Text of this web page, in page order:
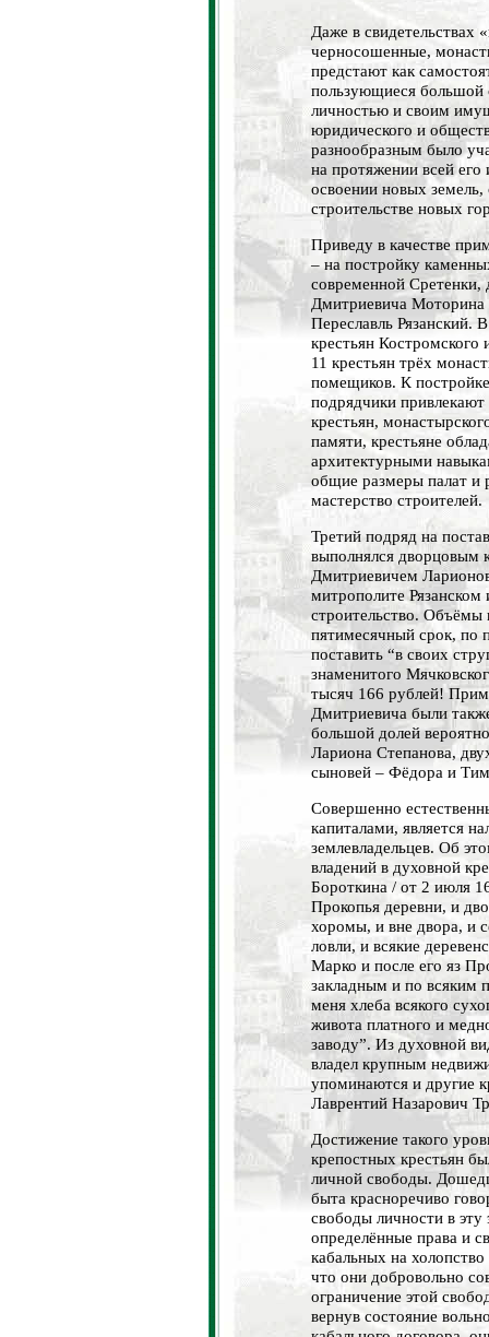
Даже в свидетельствах
черносошенные,
предстают как
пользующиеся большой
личностью и своим
юридического и
разнообразным было
на протяжении всей его
освоении новых
строительстве новых
Приведу в качестве
– на постройку
современной Сретенки,
Дмитриевича Моторина
Переславль Рязанский.
крестьян Костромского
11 крестьян трёх
помещиков. К
подрядчики
крестьян,
памяти, крестьяне
архитектурными
общие размеры палат и
мастерство строителей.
Третий подряд на
выполнялся дворцовым
Дмитриевичем
митрополите
строительство. Объёмы
пятимесячный срок, по
поставить “в своих
знаменитого
тысяч 166 рублей!
Дмитриевича были
большой долей
Лариона Степанова,
сыновей – Фёдора и
Совершенно
капиталами, является
землевладельцев. Об
владений в духовной
Бороткина / от 2 июля
Прокопья деревни, и
хоромы, и вне двора, и
ловли, и всякие
Марко и после его яз
закладным и по всяким
меня хлеба всякого
живота платного и
заводу”. Из духовной
владел крупным
упоминаются и другие
Лаврентий Назарович
Достижение такого
крепостных крестьян
личной свободы.
быта красноречиво
свободы личности в
определённые права и
кабальных на
что они добровольно
ограничение этой
вернув состояние